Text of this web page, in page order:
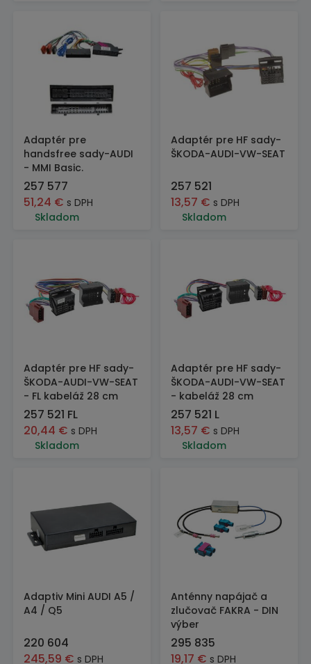
Adaptér pre
handsfree sady-AUDI
- MMI Basic.
257 577
51,24 € s DPH
Skladom
Adaptér pre HF sady-
ŠKODA-AUDI-VW-SEAT
257 521
13,57 € s DPH
Skladom
Adaptér pre HF sady-
ŠKODA-AUDI-VW-SEAT
- FL kabeláž 28 cm
257 521 FL
20,44 € s DPH
Skladom
Adaptér pre HF sady-
ŠKODA-AUDI-VW-SEAT
- kabeláž 28 cm
257 521 L
13,57 € s DPH
Skladom
Adaptiv Mini AUDI A5 /
A4 / Q5
220 604
245,59 € s DPH
Anténny napájač a
zlučovač FAKRA - DIN
výber
295 835
19,17 € s DPH